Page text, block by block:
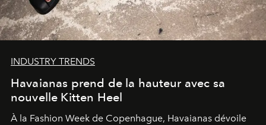
INDUSTRY TRENDS
Havaianas prend de la hauteur avec sa
nouvelle Kitten Heel
À la Fashion Week de Copenhague, Havaianas dévoile